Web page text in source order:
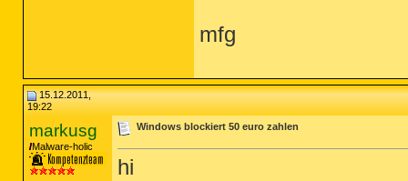
mfg
15.12.2011,
19:22
markusg
Malware-holic
Windows blockiert 50 euro zahlen
hi